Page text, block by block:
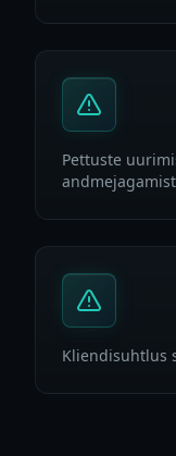
Pettuste
andmejagamist
Kliendisuhtlus